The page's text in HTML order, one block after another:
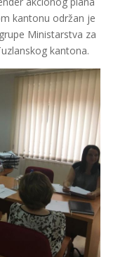
kantonu održan je
Ministarstva za
kantona.